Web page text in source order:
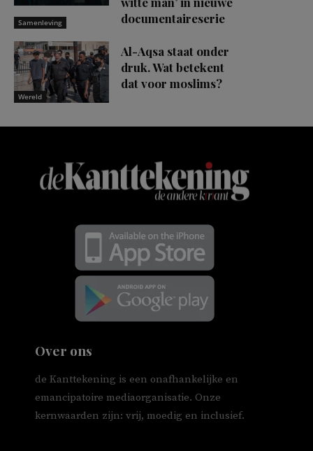
Samenleving
documentaireserie
Wereld
Al-Aqsa staat onder
druk. Wat betekent
dat voor moslims?
Over ons
de Kanttekening is een onafhankelijke en
emancipatoire mediaorganisatie. Onze
kernwaarden zijn: vrij, moedig en inclusief.